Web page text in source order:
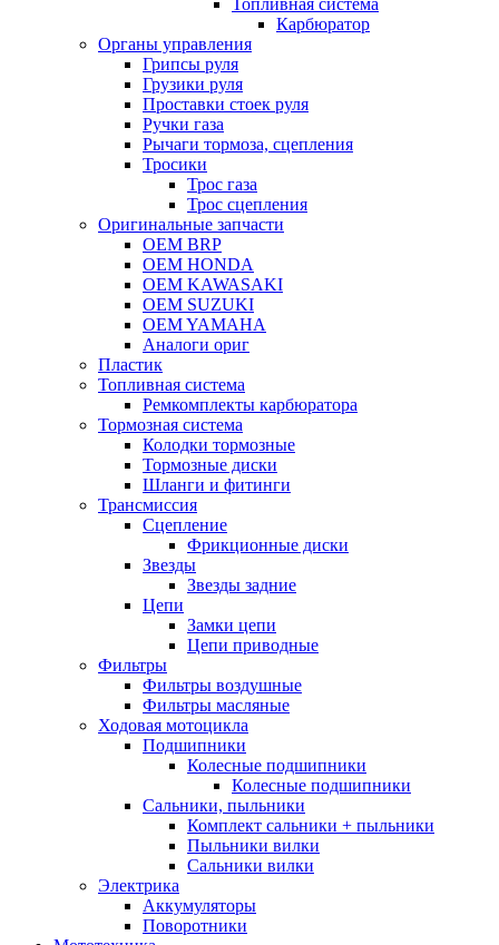
Топливная система
Карбюратор
Органы управления
Грипсы руля
Грузики руля
Проставки стоек руля
Ручки газа
Рычаги тормоза, сцепления
Тросики
Трос газа
Трос сцепления
Оригинальные запчасти
OEM BRP
OEM HONDA
OEM KAWASAKI
OEM SUZUKI
OEM YAMAHA
Аналоги ориг
Пластик
Топливная система
Ремкомплекты карбюратора
Тормозная система
Колодки тормозные
Тормозные диски
Шланги и фитинги
Трансмиссия
Cцепление
Фрикционные диски
Звезды
Звезды задние
Цепи
Замки цепи
Цепи приводные
Фильтры
Фильтры воздушные
Фильтры масляные
Ходовая мотоцикла
Подшипники
Колесные подшипники
Колесные подшипники
Сальники, пыльники
Комплект сальники + пыльники
Пыльники вилки
Сальники вилки
Электрика
Аккумуляторы
Поворотники